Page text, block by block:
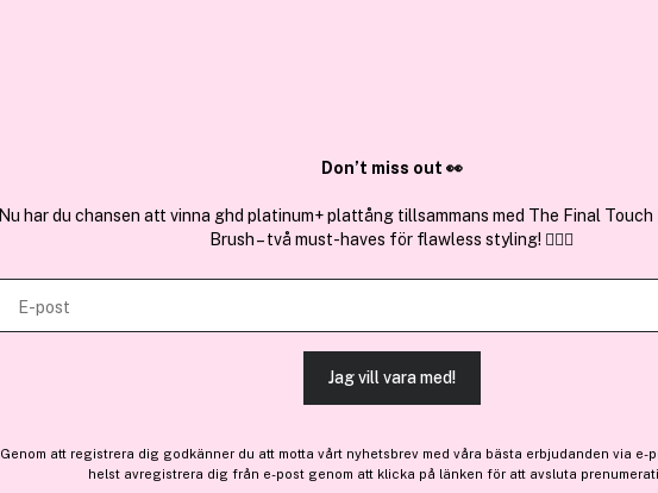
✓ Över 1,5
Humble Natural
95 kr
Don’t miss out 👀
Nu har du chansen att vinna ghd platinum+ plattång tillsammans med The Final
Brush – två must-haves för flawless styling! 💇‍♀️✨
E-post
Jag vill vara med!
Genom att registrera dig godkänner du att motta vårt nyhetsbrev med våra bästa erbjudanden via e-
helst avregistrera dig från e-post genom att klicka på länken för att avsluta